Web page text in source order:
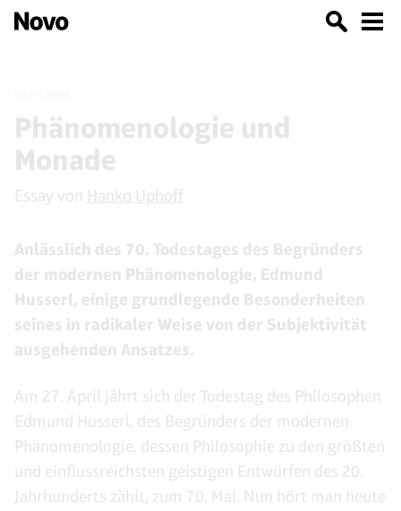
Phänomenologie und
Monade
Essay von Hanko Uphoff
Anlässlich des 70. Todestages des Begründers
der modernen Phänomenologie, Edmund
Husserl, einige grundlegende Besonderheiten
seines in radikaler Weise von der Subjektivität
ausgehenden Ansatzes.
Am 27. April jährt sich der Todestag des Philosophen
Edmund Husserl, des Begründers der modernen
Phänomenologie, dessen Philosophie zu den größten
und einflussreichsten geistigen Entwürfen des 20.
Jahrhunderts zählt, zum 70. Mal. Nun hört man heute